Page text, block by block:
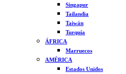
Singapur
Tailandia
Taiwán
Turquía
ÁFRICA
Marruecos
AMÉRICA
Estados Unidos